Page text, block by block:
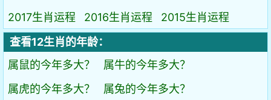
2017生肖运程
2016生肖运程
2015生肖运程
查看12生肖的年龄：
属鼠的今年多大？
属牛的今年多大？
属虎的今年多大？
属兔的今年多大？